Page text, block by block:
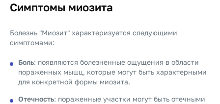
Симптомы миозита
Болезнь "Миозит" характеризуется следующими
симптомами:
Боль: появляются болезненные ощущения в области
пораженных мышц, которые могут быть характерными
для конкретной формы миозита.
Отечность: пораженные участки могут быть отечными